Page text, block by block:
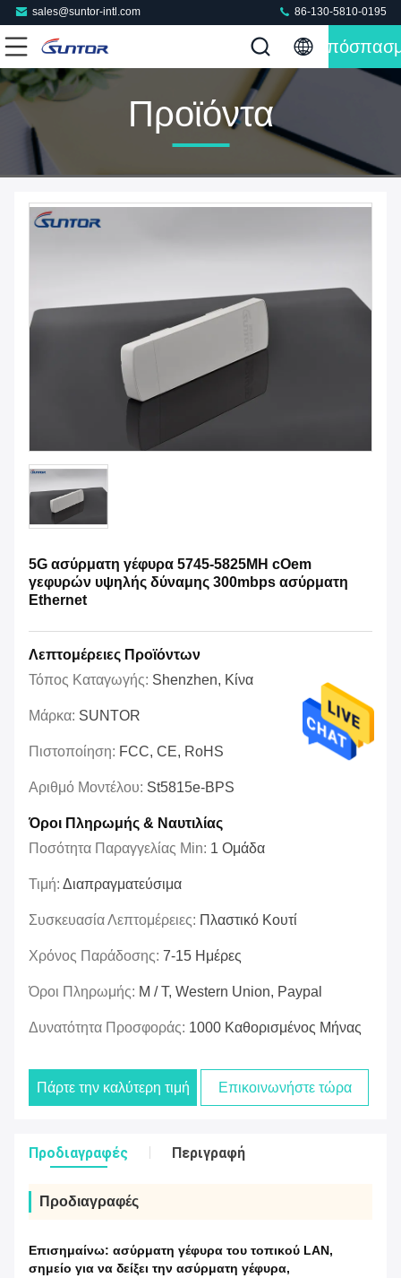
sales@suntor-intl.com 86-130-5810-0195
Προϊόντα
5G ασύρματη γέφυρα 5745-5825MH cOem
γεφυρών υψηλής δύναμης 300mbps ασύρματη
Ethernet
Λεπτομέρειες Προϊόντων
Τόπος Καταγωγής: Shenzhen, Κίνα
Μάρκα: SUNTOR
Πιστοποίηση: FCC, CE, RoHS
Αριθμό Μοντέλου: St5815e-BPS
Όροι Πληρωμής & Ναυτιλίας
Ποσότητα Παραγγελίας Min: 1 Ομάδα
Τιμή: Διαπραγματεύσιμα
Συσκευασία Λεπτομέρειες: Πλαστικό Κουτί
Χρόνος Παράδοσης: 7-15 Ημέρες
Όροι Πληρωμής: Μ / Τ, Western Union, Paypal
Δυνατότητα Προσφοράς: 1000 Καθορισμένος Μήνας
Πάρτε την καλύτερη τιμή Επικοινωνήστε τώρα
Προδιαγραφές Περιγραφή
Προδιαγραφές
Επισημαίνω: ασύρματη γέφυρα του τοπικού LAN,
σημείο για να δείξει την ασύρματη γέφυρα,